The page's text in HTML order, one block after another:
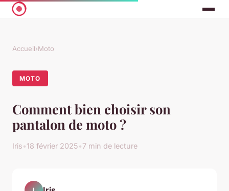
Accueil›Moto
MOTO
Comment bien choisir son
pantalon de moto ?
Iris•18 février 2025•7 min de lecture